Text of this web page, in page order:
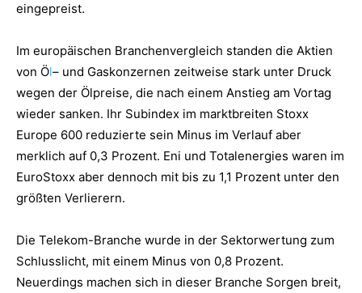
eingepreist.
Im europäischen Branchenvergleich standen die Aktien
von Öl– und Gaskonzernen zeitweise stark unter Druck
wegen der Ölpreise, die nach einem Anstieg am Vortag
wieder sanken. Ihr Subindex im marktbreiten Stoxx
Europe 600 reduzierte sein Minus im Verlauf aber
merklich auf 0,3 Prozent. Eni und Totalenergies waren im
EuroStoxx aber dennoch mit bis zu 1,1 Prozent unter den
größten Verlierern.
Die Telekom-Branche wurde in der Sektorwertung zum
Schlusslicht, mit einem Minus von 0,8 Prozent.
Neuerdings machen sich in dieser Branche Sorgen breit,